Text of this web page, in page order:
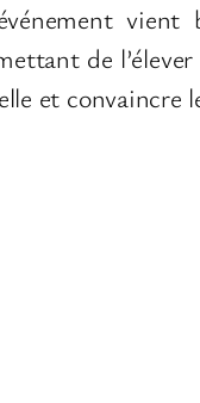
vient
de
et convaincre